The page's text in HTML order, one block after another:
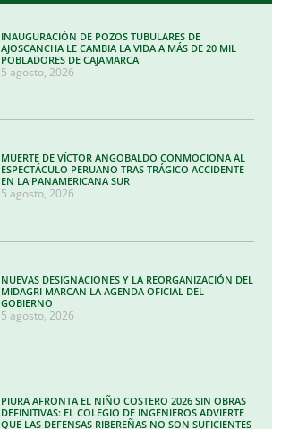
INAUGURACIÓN DE POZOS TUBULARES DE
AJOSCANCHA LE CAMBIA LA VIDA A MÁS DE 20 MIL
POBLADORES DE CAJAMARCA
5 agosto, 2026
MUERTE DE VÍCTOR ANGOBALDO CONMOCIONA AL
ESPECTÁCULO PERUANO TRAS TRÁGICO ACCIDENTE
EN LA PANAMERICANA SUR
5 agosto, 2026
NUEVAS DESIGNACIONES Y LA REORGANIZACIÓN DEL
MIDAGRI MARCAN LA AGENDA OFICIAL DEL
GOBIERNO
5 agosto, 2026
PIURA AFRONTA EL NIÑO COSTERO 2026 SIN OBRAS
DEFINITIVAS: EL COLEGIO DE INGENIEROS ADVIERTE
QUE LAS DEFENSAS RIBEREÑAS NO SON SUFICIENTES